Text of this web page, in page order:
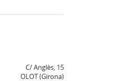
C/ Anglès, 15
OLOT (Girona)